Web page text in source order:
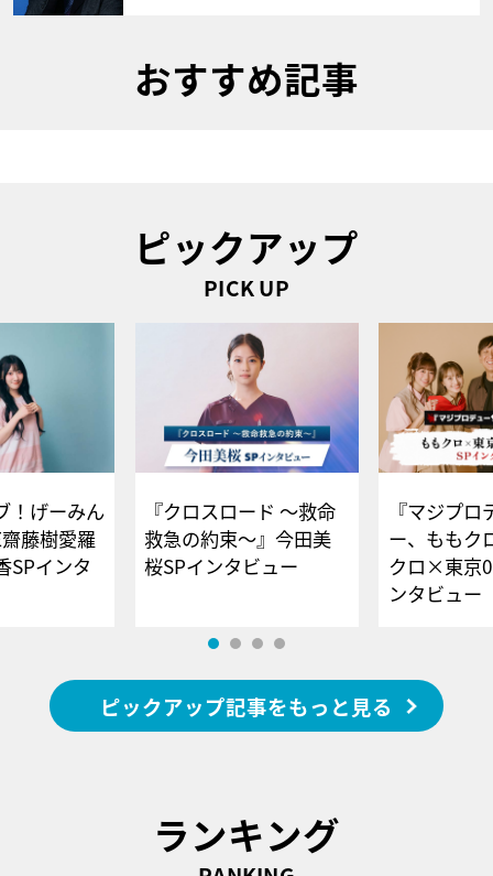
おすすめ記事
ピックアップ
PICK UP
！げーみん
藤樹愛羅
SPインタ
『クロスロード ～救命
救急の約束～』今田美
桜SPインタビュー
『マジプロ
ー、ももク
クロ×東京
ンタビュー
ピックアップ記事をもっと見る
ランキング